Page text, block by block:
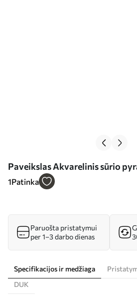
Paveikslas Akvarelinis sūrio
elegantiškas maisto menas,
1Patinka
Paruošta pristatymui
per 1–3 darbo dienas
Specifikacijos ir medžiaga
DUK